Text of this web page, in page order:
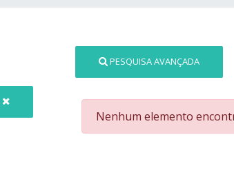
PESQUISA AVANÇADA
Nenhum elemento